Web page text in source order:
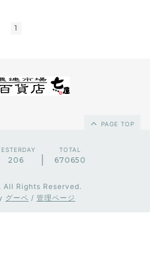
1
PAGE TOP
206
TOTAL
670650
. All Rights Reserved.
グーペ / 管理ページ